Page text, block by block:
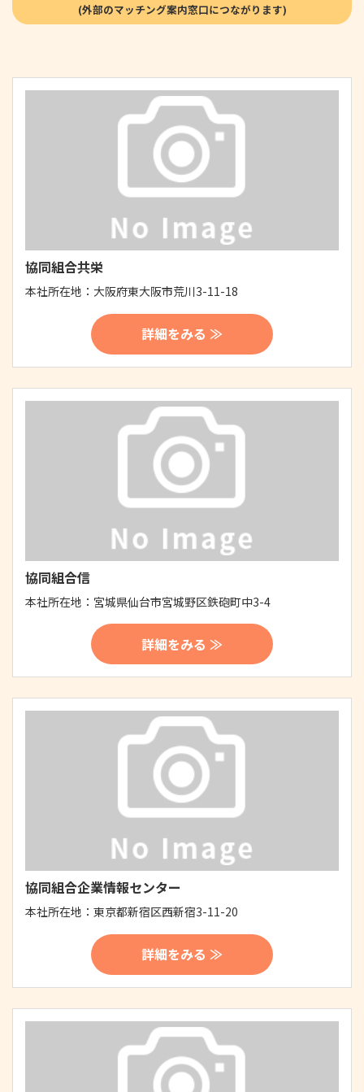
協同組合共栄
本社所在地： 大阪府東大阪市荒川3-11-18
詳細をみる ≫
協同組合信
本社所在地： 宮城県仙台市宮城野区鉄砲町中3-4
詳細をみる ≫
協同組合企業情報センター
本社所在地： 東京都新宿区西新宿3-11-20
詳細をみる ≫